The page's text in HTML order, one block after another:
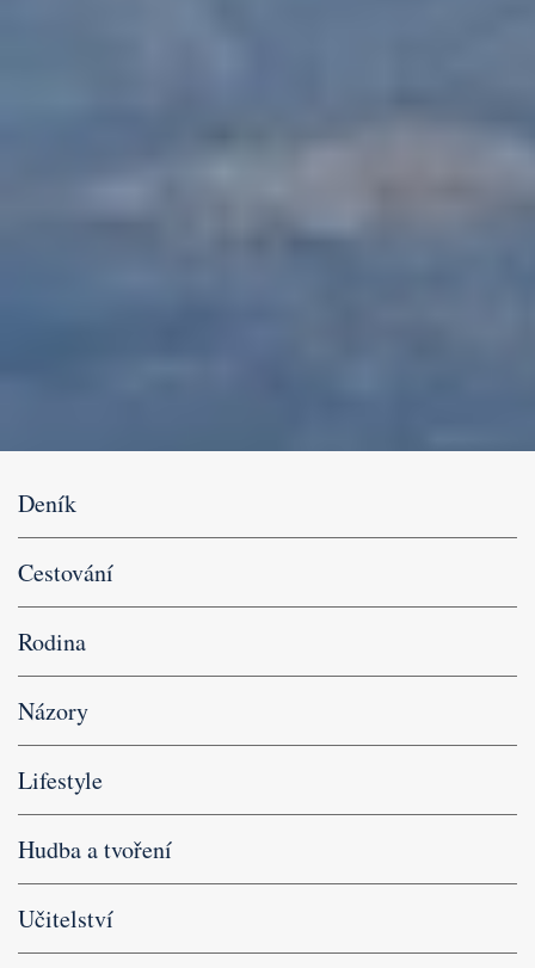
Deník
Cestování
Rodina
Názory
Lifestyle
Hudba a tvoření
Učitelství